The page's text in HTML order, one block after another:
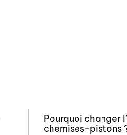
Pourquoi changer
chemises-pistons